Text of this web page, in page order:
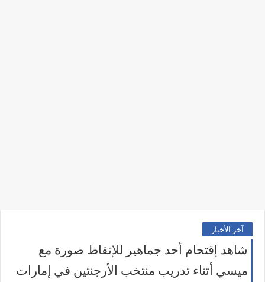
آخر الأخبار
شاهد إقتحام أحد جماهير للإتقاط صورة مع
ميسي أتناء تدريب منتخب الأرجنتين في إمارات